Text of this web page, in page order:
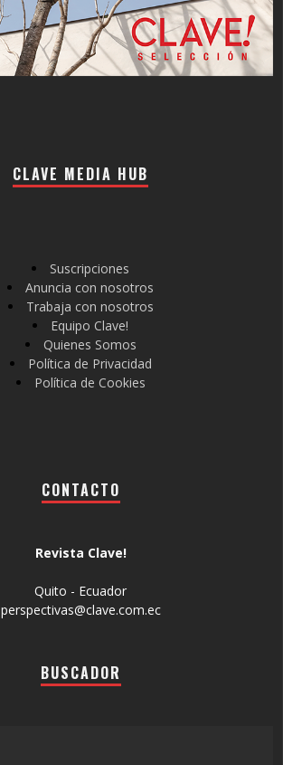
CLAVE MEDIA HUB
Suscripciones
Anuncia con nosotros
Trabaja con nosotros
Equipo Clave!
Quienes Somos
Política de Privacidad
Política de Cookies
CONTACTO
Revista Clave!
Quito - Ecuador
perspectivas@clave.com.ec
BUSCADOR